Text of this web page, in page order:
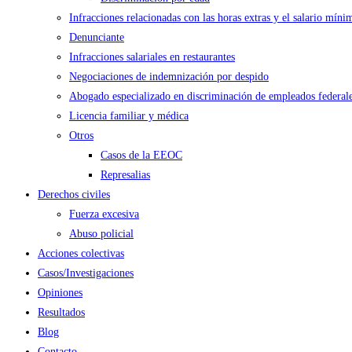
Infracciones relacionadas con las horas extras y el salario
Denunciante
Infracciones salariales en restaurantes
Negociaciones de indemnización por despido
Abogado especializado en discriminación de empleados
Licencia familiar y médica
Otros
Casos de la EEOC
Represalias
Derechos civiles
Fuerza excesiva
Abuso policial
Acciones colectivas
Casos/Investigaciones
Opiniones
Resultados
Blog